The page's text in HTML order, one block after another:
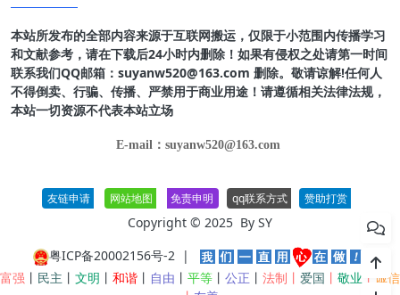
本站所发布的全部内容来源于互联网搬运，仅限于小范围内传播学习
和文献参考，请在下载后24小时内删除！如果有侵权之处请第一时间
联系我们QQ邮箱：suyanw520@163.com 删除。敬请谅解!任何人
不得倒卖、行骗、传播、严禁用于商业用途！请遵循相关法律法规，
本站一切资源不代表本站立场
E-mail：suyanw520@163.com
友链申请 网站地图 免责申明 qq联系方式 赞助打赏
Copyright © 2025 By SY
粤ICP备20002156号-2|
富强 丨 民主 丨 文明 丨 和谐 丨 自由 丨 平等 丨 公正 丨 法制丨 爱国 丨 敬业 丨 诚信